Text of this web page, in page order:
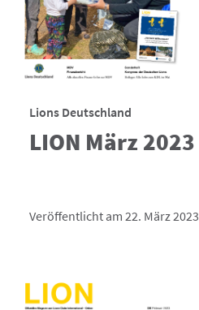
Lions Deutschland
LION März 2023
Veröffentlicht am 22. März 2023